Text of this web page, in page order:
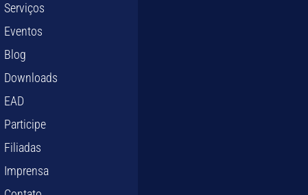
Serviços
Eventos
Blog
Downloads
EAD
Participe
Filiadas
Imprensa